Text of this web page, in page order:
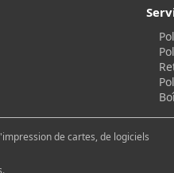
de cartes, de logiciels